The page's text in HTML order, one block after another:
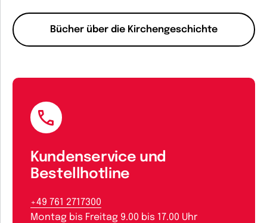
Bücher über die Kirchengeschichte
Kundenservice und
Bestellhotline
+49 761 2717300
Montag bis Freitag 9.00 bis 17.00 Uhr